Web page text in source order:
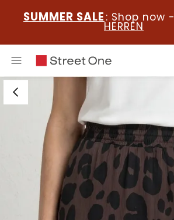
SUMMER SALE : Shop now -
HERREN